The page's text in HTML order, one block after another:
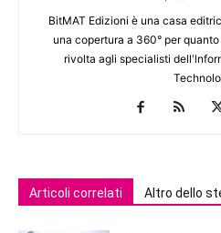
BitMAT Edizioni è una casa
una copertura a 360° per
rivolta agli specialisti
Articoli correlati Altro dello